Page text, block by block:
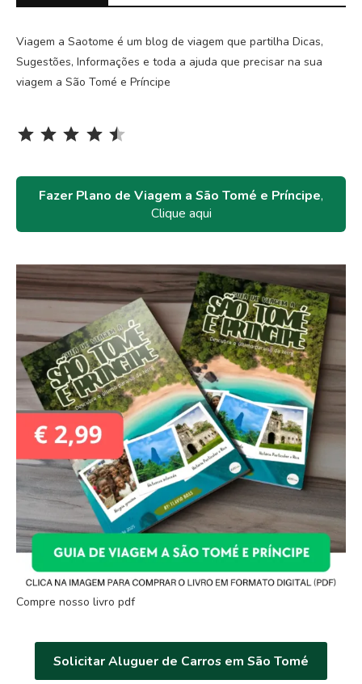
Viagem a Saotome é um blog de viagem que partilha Dicas,
Sugestões, Informações e toda a ajuda que precisar na sua
viagem a São Tomé e Príncipe
⭐⭐⭐ ⭐⭐
Fazer Plano de Viagem a São Tomé e Príncipe,
Clique aqui
Compre nosso livro pdf
Solicitar Aluguer de Carros em São Tomé